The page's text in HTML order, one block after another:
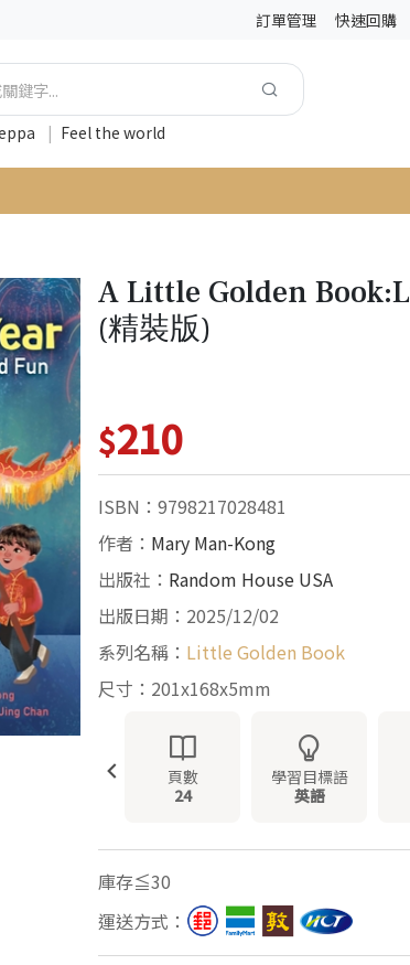
訂單管理 快速回購
| Feel the world
A Little Golden
(精裝版)
$210
ISBN：9798217028481
作者： Mary Man-Kong
出版社： Random House USA
出版日期：2025/12/02
系列名稱： Little Golden Book
尺寸：201x168x5mm
頁數
24
學習目標語
英語
庫存≦30
運送方式：